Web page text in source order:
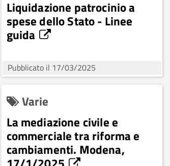
Liquidazione patrocinio a
spese dello Stato - Linee
guida
Pubblicato il 17/03/2025
Varie
La mediazione civile e
commerciale tra riforma e
cambiamenti. Modena,